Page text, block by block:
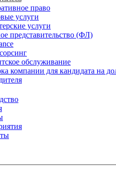
право
услуги
услуги
представительство (ФЛ)
обслуживание
компании для кандидата на